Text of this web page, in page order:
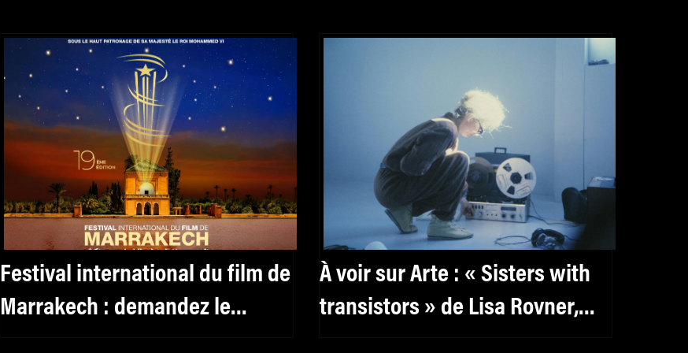
Festival international du film de
Marrakech : demandez le
À voir sur Arte : « Sisters with
transistors » de Lisa Rovner,